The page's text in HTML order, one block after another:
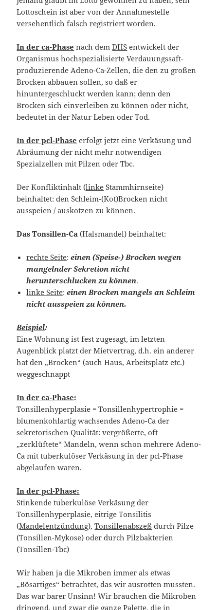
Lottoschein ist aber von der Annahmestelle
versehentlich falsch registriert worden.
In der ca-Phase nach demDHS entwickelt der
Organismus hochspezialisierte Verdauungssaft-
produzierende Adeno-Ca-Zellen, die den zu großen
Brocken abbauen sollen, so daß er
hinuntergeschluckt werden kann; denn den
Brocken sich einverleiben zu können oder nicht,
bedeutet in der Natur Leben oder Tod.
In der pcl-Phase erfolgt jetzt eine Verkäsung und
Abräumung der nicht mehr notwendigen
Spezialzellen mit Pilzen oder Tbc.
Der Konfliktinhalt (linke Stammhirnseite)
beinhaltet: den Schleim-(Kot)Brocken nicht
ausspeien / auskotzen zu können.
Das Tonsillen-Ca (Halsmandel) beinhaltet:
rechte Seite:einen (Speise-) Brocken wegen
mangelnder Sekretion nicht
herunterschlucken zu können.
linke Seite:einen Brocken mangels an Schleim
nicht ausspeien zu können.
Beispiel:
Eine Wohnung ist fest zugesagt, im letzten
Augenblick platzt der Mietvertrag, d.h. ein anderer
hat den „Brocken“ (auch Haus, Arbeitsplatz etc.)
weggeschnappt
In der ca-Phase:
Tonsillenhyperplasie = Tonsillenhypertrophie =
blumenkohlartig wachsendes Adeno-Ca der
sekretorischen Qualität: vergrößerte, oft
„zerklüftete“ Mandeln, wenn schon mehrere Adeno-
Ca mit tuberkulöser Verkäsung in der pcl-Phase
abgelaufen waren.
In der pcl-Phase:
Stinkende tuberkulöse Verkäsung der
Tonsillenhyperplasie, eitrige Tonsilitis
(Mandelentzündung),Tonsillenabszeß durch Pilze
(Tonsillen-Mykose) oder durch Pilzbakterien
(Tonsillen-Tbc)
Wir haben ja die Mikroben immer als etwas
„Bösartiges“ betrachtet, das wir ausrotten mussten.
Das war barer Unsinn! Wir brauchen die Mikroben
dringend, und zwar die ganze Palette, die in